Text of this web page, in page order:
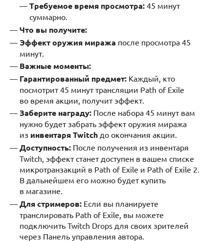
Требуемое время просмотра: 45 минут
суммарно.
Что вы получите:
Эффект оружия миража после просмотра 45
минут.
Важные моменты:
Гарантированный предмет: Каждый, кто
посмотрит 45 минут трансляции Path of Exile
во время акции, получит эффект.
Заберите награду: После набора 45 минут вам
нужно будет забрать эффект оружия миража
из инвентаря Twitch до окончания акции.
Доступность: После получения из инвентаря
Twitch, эффект станет доступен в вашем списке
микротранзакций в Path of Exile и Path of Exile 2.
В дальнейшем его можно будет купить
в магазине.
Для стримеров: Если вы планируете
транслировать Path of Exile, вы можете
подключить Twitch Drops для своих зрителей
через Панель управления автора.